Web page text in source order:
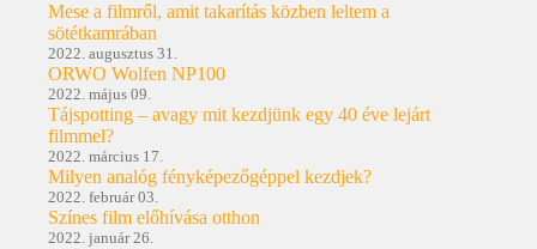
Mese a filmről, amit takarítás közben leltem a
sötétkamrában
2022. augusztus 31.
ORWO Wolfen NP100
2022. május 09.
Tájspotting – avagy mit kezdjünk egy 40 éve lejárt
filmmel?
2022. március 17.
Milyen analóg fényképezőgéppel kezdjek?
2022. február 03.
Színes film előhívása otthon
2022. január 26.